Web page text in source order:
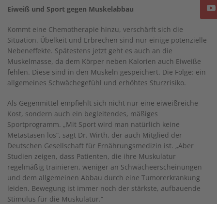
Eiweiß und Sport gegen Muskelabbau
Kommt eine Chemotherapie hinzu, verschärft sich die
Situation. Übelkeit und Erbrechen sind nur einige potenzielle
Nebeneffekte. Spätestens jetzt geht es auch an die
Muskelmasse, da dem Körper neben Kalorien auch Eiweiße
fehlen. Diese sind in den Muskeln gespeichert. Die Folge: ein
allgemeines Schwächegefühl und erhöhtes Sturzrisiko.
Als Gegenmittel empfiehlt sich nicht nur eine eiweißreiche
Kost, sondern auch ein begleitendes, mäßiges
Sportprogramm. „Mit Sport wird man natürlich keine
Metastasen los“, sagt Dr. Wirth, der auch Mitglied der
Deutschen Gesellschaft für Ernährungsmedizin ist. „Aber
Studien zeigen, dass Patienten, die ihre Muskulatur
regelmäßig trainieren, weniger an Schwächeerscheinungen
und dem allgemeinen Abbau durch eine Tumorerkrankung
leiden. Bewegung ist immer noch der stärkste, aufbauende
Stimulus für die Muskulatur.“